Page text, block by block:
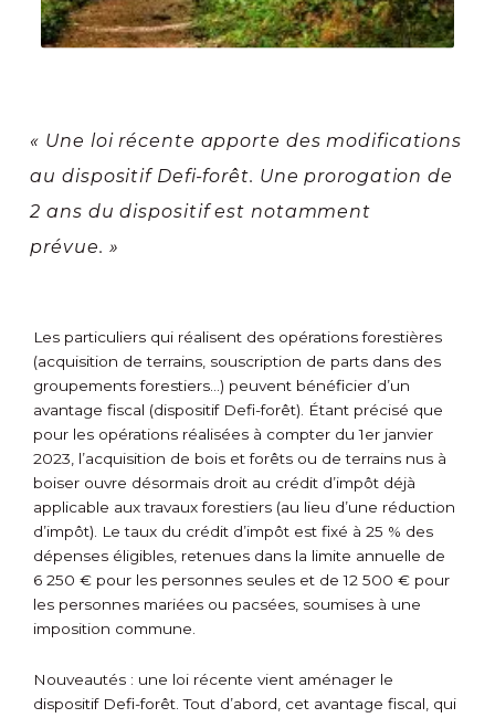
« Une loi récente apporte des modifications
au dispositif Defi-forêt. Une prorogation de
2 ans du dispositif est notamment
prévue. »
Les particuliers qui réalisent des opérations forestières
(acquisition de terrains, souscription de parts dans des
groupements forestiers…) peuvent bénéficier d’un
avantage fiscal (dispositif Defi-forêt). Étant précisé que
pour les opérations réalisées à compter du 1er janvier
2023, l’acquisition de bois et forêts ou de terrains nus à
boiser ouvre désormais droit au crédit d’impôt déjà
applicable aux travaux forestiers (au lieu d’une réduction
d’impôt). Le taux du crédit d’impôt est fixé à 25 % des
dépenses éligibles, retenues dans la limite annuelle de
6 250 € pour les personnes seules et de 12 500 € pour
les personnes mariées ou pacsées, soumises à une
imposition commune.
Nouveautés : une loi récente vient aménager le
dispositif Defi-forêt. Tout d’abord, cet avantage fiscal, qui